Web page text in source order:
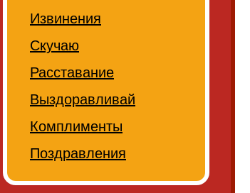
Извинения
Скучаю
Расставание
Выздоравливай
Комплименты
Поздравления